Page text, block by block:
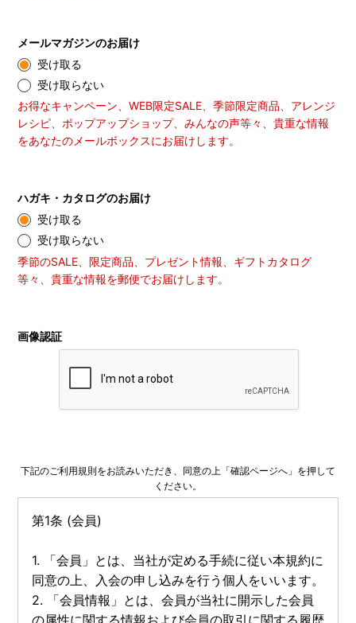
メールマガジンのお届け
受け取る
受け取らない
お得なキャンペーン、WEB限定SALE、季節限定商品、アレンジ
レシピ、ポップアップショップ、みんなの声等々、貴重な情報
をあなたのメールボックスにお届けします。
ハガキ・カタログのお届け
受け取る
受け取らない
季節のSALE、限定商品、プレゼント情報、ギフトカタログ
等々、貴重な情報を郵便でお届けします。
画像認証
下記のご利用規則をお読みいただき、同意の上「確認ページへ」を押して
ください。